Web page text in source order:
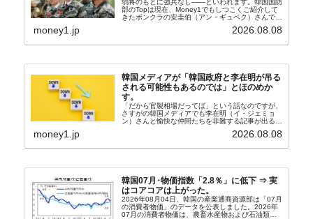
弱将のもとに強兵なし――といわれます。韓国国防
部のTopは現在、Money1でもしつこくご紹介して
きたボンクラの安圭伯（アン・ギュベク）さんで
す。↑経済的無知蒙昧な李在明（イ・ジェミョン）
さんと「韓国初の文官上がり」の国防部長官安圭伯
money1.jp 2026.08.08
韓国メディアが「韓国政府と李在明が吊る
される可能性もあるのでは」とほのめか
す。
「だから官製相場だってば」という話なのですが、
さすがの韓国メディアでも李在明（イ・ジェミョ
ン）さんと愉快な仲間たちを非難する記事が出るよ
『朝鮮日報』に面白い記事が出ています。「東西南
money1.jp 2026.08.08
韓国07月･物価指数「2.8％」に低下 ⇒ 実
はコアコアは上がった。
2026年08月04日、韓国の産業通商資源部は「07月
の消費者物価」のデータを公表しました。2026年
07月の消費者物価は、農畜水産物および石油類の